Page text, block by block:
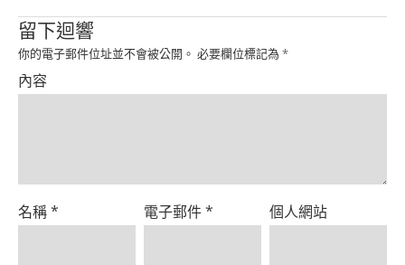
留下迴響
你的電子郵件位址並不會被公開。 必要欄位標記為 *
內容
名稱* 電子郵件* 個人網站